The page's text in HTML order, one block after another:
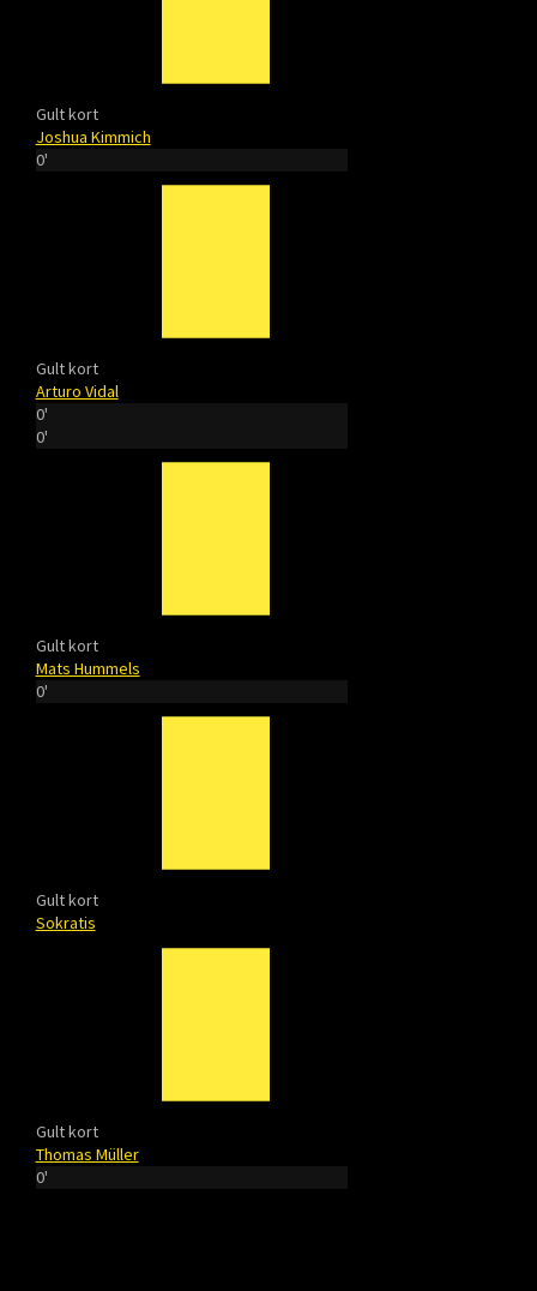
Gult kort
Joshua Kimmich
0'
Gult kort
Arturo Vidal
0'
0'
Gult kort
Mats Hummels
0'
Gult kort
Sokratis
Gult kort
Thomas Müller
0'